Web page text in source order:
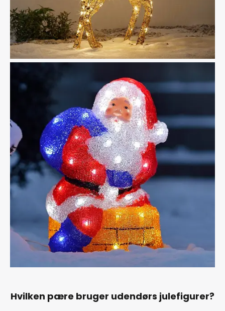
Hvilken pære bruger udendørs julefigurer?